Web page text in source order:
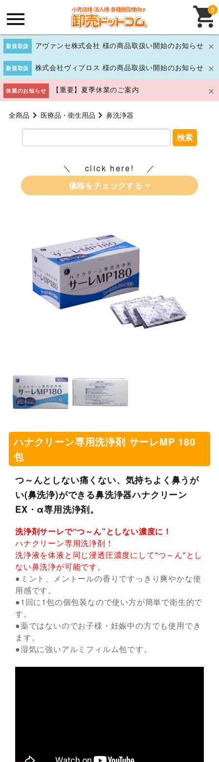
新規取扱 アヴァンセ株式会社 様の商品取扱い開始のお知らせ
新規取扱 株式会社ヴィプロス 様の商品取扱い開始のお知らせ
休業のお知らせ 【重要】夏季休業のご案内
0
全商品 医療品・衛生用品 鼻洗浄器
検索
click here!
価格をチェックする
ハナクリーン専用洗浄剤 サーレMP 180
包
つ～んとしない痛くない、気持ちよく鼻うが
い(鼻洗浄)ができる鼻洗浄器ハナクリーン
EX・α専用洗浄剤。
洗浄剤サーレで“つ～ん”としない濃度に！
ハナクリーン専用洗浄剤！
洗浄液を体液と同じ浸透圧濃度にして"つ～ん"とし
ない鼻洗浄が可能です。
●ミント、メントールの香りですっきり爽やかな使
用感です。
●1回に1包の個包装なので使い方が簡単で衛生的で
す。
●薬ではないのでお子様・妊娠中の方でも使用でき
ます。
●湿気に強いアルミフィルム包です。